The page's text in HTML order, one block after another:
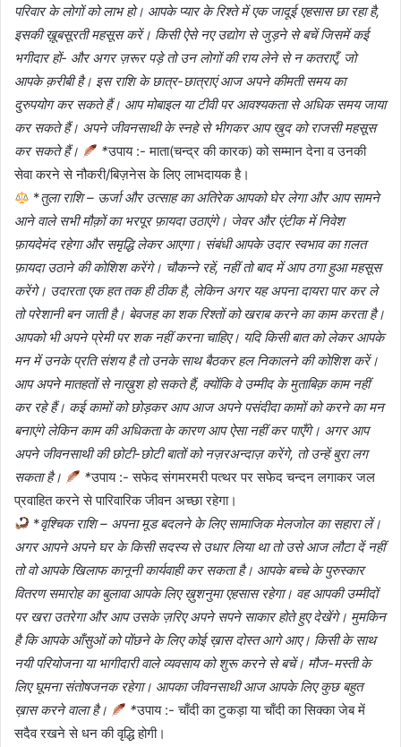
परिवार के लोगों को लाभ हो। आपके प्यार के रिश्ते में एक जादूई एहसास छा रहा है,
इसकी ख़ूबसूरती महसूस करें। किसी ऐसे नए उद्योग से जुड़ने से बचें जिसमें कई
भगीदार हों- और अगर ज़रूर पड़े तो उन लोगों की राय लेने से न कतराएँ, जो
आपके क़रीबी है। इस राशि के छात्र-छात्राएं आज अपने कीमती समय का
दुरुपयोग कर सकते हैं। आप मोबाइल या टीवी पर आवश्यकता से अधिक समय जाया
कर सकते हैं। अपने जीवनसाथी के स्नहे से भीगकर आप ख़ुद को राजसी महसूस
कर सकते हैं।
*उपाय :- माता(चन्द्र की कारक) को सम्मान देना व उनकी
सेवा करने से नौकरी/बिज़नेस के लिए लाभदायक है।
*तुला राशि – ऊर्जा और उत्साह का अतिरेक आपको घेर लेगा और आप सामने
आने वाले सभी मौक़ों का भरपूर फ़ायदा उठाएंगे। जेवर और एंटीक में निवेश
फ़ायदेमंद रहेगा और समृद्धि लेकर आएगा। संबंधी आपके उदार स्वभाव का ग़लत
फ़ायदा उठाने की कोशिश करेंगे। चौकन्ने रहें, नहीं तो बाद में आप ठगा हुआ महसूस
करेंगे। उदारता एक हत तक ही ठीक है, लेकिन अगर यह अपना दायरा पार कर ले
तो परेशानी बन जाती है। बेवजह का शक रिश्तों को खराब करने का काम करता है।
आपको भी अपने प्रेमी पर शक नहीं करना चाहिए। यदि किसी बात को लेकर आपके
मन में उनके प्रति संशय है तो उनके साथ बैठकर हल निकालने की कोशिश करें।
आप अपने मातहतों से नाख़ुश हो सकते हैं, क्योंकि वे उम्मीद के मुताबिक़ काम नहीं
कर रहे हैं। कई कामों को छोड़कर आप आज अपने पसंदीदा कामों को करने का मन
बनाएंगे लेकिन काम की अधिकता के कारण आप ऐसा नहीं कर पाएँगे। अगर आप
अपने जीवनसाथी की छोटी-छोटी बातों को नज़रअन्दाज़ करेंगे, तो उन्हें बुरा लग
सकता है।
*उपाय :- सफेद संगमरमरी पत्थर पर सफेद चन्दन लगाकर जल
प्रवाहित करने से पारिवारिक जीवन अच्छा रहेगा।
*वृश्चिक राशि – अपना मूड बदलने के लिए सामाजिक मेलजोल का सहारा लें।
अगर आपने अपने घर के किसी सदस्य से उधार लिया था तो उसे आज लौटा दें नहीं
तो वो आपके खिलाफ कानूनी कार्यवाही कर सकता है। आपके बच्चे के पुरुस्कार
वितरण समारोह का बुलावा आपके लिए ख़ुशनुमा एहसास रहेगा। वह आपकी उम्मीदों
पर खरा उतरेगा और आप उसके ज़रिए अपने सपने साकार होते हुए देखेंगे। मुमकिन
है कि आपके आँसुओं को पोंछने के लिए कोई ख़ास दोस्त आगे आए। किसी के साथ
नयी परियोजना या भागीदारी वाले व्यवसाय को शुरू करने से बचें। मौज-मस्ती के
लिए घूमना संतोषजनक रहेगा। आपका जीवनसाथी आज आपके लिए कुछ बहुत
ख़ास करने वाला है।
*उपाय :- चाँदी का टुकड़ा या चाँदी का सिक्का जेब में
सदैव रखने से धन की वृद्धि होगी।